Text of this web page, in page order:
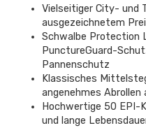
Vielseitiger City- und
ausgezeichnetem
Schwalbe Protection
PunctureGuard-
Pannenschutz
Klassisches
angenehmes
Hochwertige 50
und lange